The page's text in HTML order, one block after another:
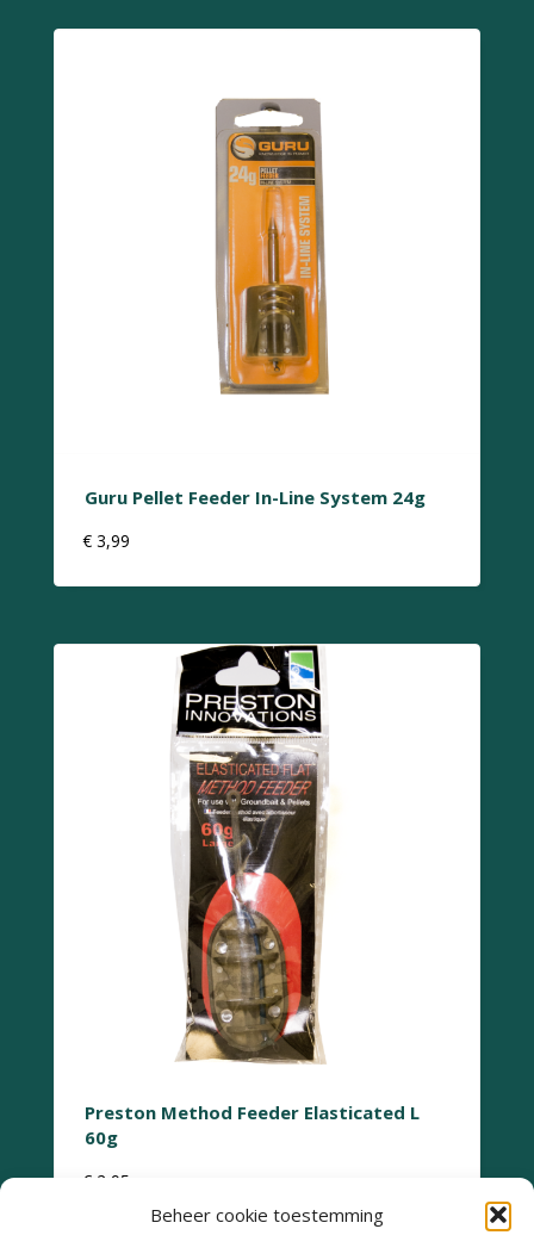
Beheer cookie toestemming
Guru Pellet Feeder In-Line System 24g
€ 3,99
Preston Method Feeder Elasticated L
60g
€ 2,95